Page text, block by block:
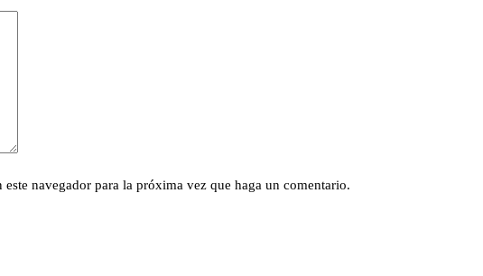
navegador para la próxima vez que haga un comentario.